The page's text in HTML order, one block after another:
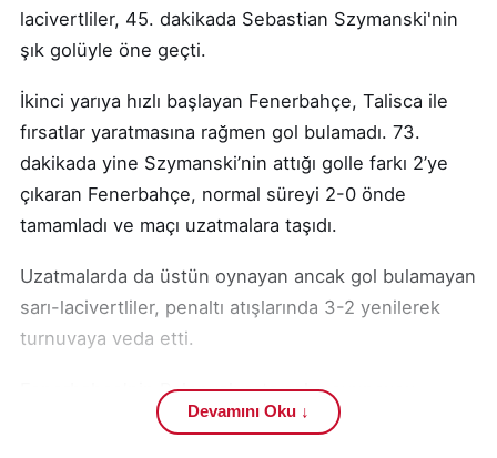
lacivertliler, 45. dakikada Sebastian Szymanski'nin
şık golüyle öne geçti.
İkinci yarıya hızlı başlayan Fenerbahçe, Talisca ile
fırsatlar yaratmasına rağmen gol bulamadı. 73.
dakikada yine Szymanski’nin attığı golle farkı 2’ye
çıkaran Fenerbahçe, normal süreyi 2-0 önde
tamamladı ve maçı uzatmalara taşıdı.
Uzatmalarda da üstün oynayan ancak gol bulamayan
sarı-lacivertliler, penaltı atışlarında 3-2 yenilerek
turnuvaya veda etti.
Fenerbahçe'nin Polonyalı orta saha oyuncusu
Sebastian Szymanski, UEFA Avrupa Ligi'ndeki ilk
Devamını Oku ↓